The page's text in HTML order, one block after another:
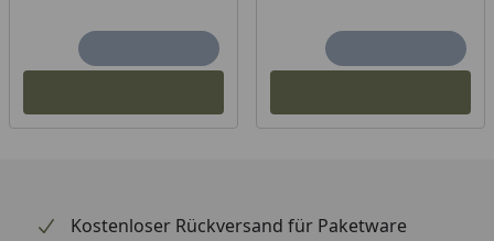
Kostenloser Rückversand für Paketware